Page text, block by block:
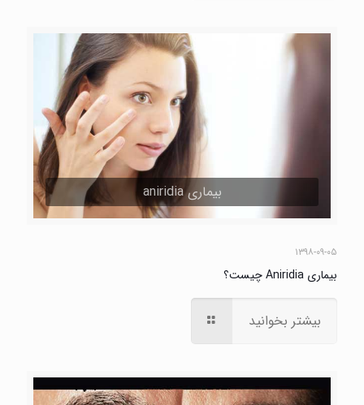
بیماری aniridia
۱۳۹۸-۰۹-۰۵
بیماری Aniridia چیست؟
بیشتر بخوانید